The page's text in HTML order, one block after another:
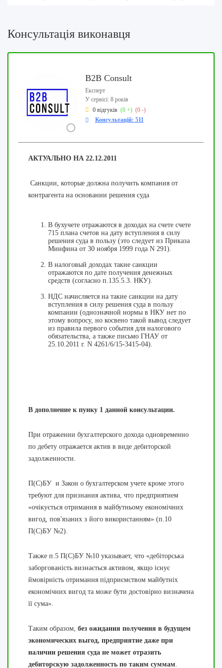
Консультація виконавця
B2B Consult
Експерт
У сервісі: 8 років
0 відгуків (0 +) (0 -)
Консультацій: 511
АКТУАЛЬНО НА 22.12.2011
Санкции, которые должна получить компания от
контрагента на основании решения суда
В бухучете отражаются в доходах на счете счете
715 плана счетов на дату вступления в силу
решения суда в пользу (это следует из Приказа
Минфина от 30 ноября 1999 года N 291).
В налоговый доходах такие санкции
отражаются по дате получения денежных
средств (согласно п.135.5.3. НКУ).
НДС начисляется на такие санкции на дату
вступления в силу решения суда в пользу
компании (однозначной нормы в НКУ нет по
этому вопросу, но косвено такой вывод следует
из правила первого события для налогового
обязательства, а также письмо ГНАУ от
25.10.2011 г. N 4261/6/15-3415-04).
В дополнение к пунку 1 данной консультации.
При отражении бухгалтерского дохода одновременно
по дебету отражается актив в виде дебиторской
задолженности.
П(С)БУ и Закон о бухгалтерском учете кроме этого
требуют для признания актива, что предприятием
«очікується отримання в майбутньому економічних
вигод, пов'язаних з його використанням» (п.10
П(С)БУ №2).
Также п.5 П(С)БУ №10 указывает, что «дебіторська
заборгованість визнається активом, якщо існує
ймовірність отримання підприємством майбутніх
економічних вигод та може бути достовірно визначена
її сума».
Таким образом, без ожидания получения в будущем
экономических выгод, предприятие даже при
наличии решения суда не может отразить
дебиторскую задолженность по таким суммам.